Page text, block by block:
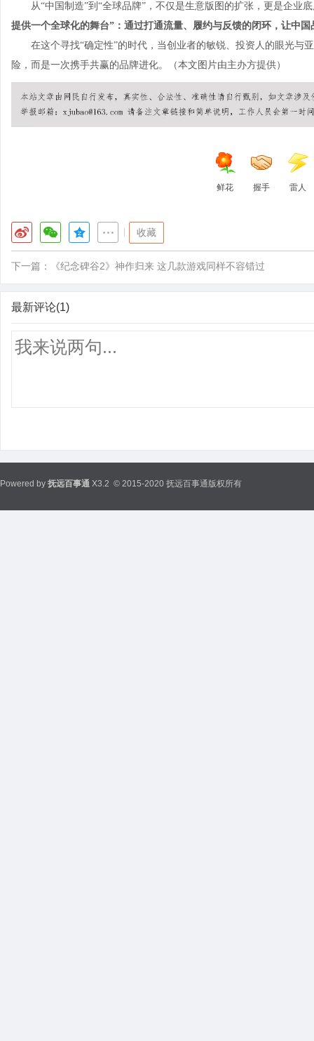
从“中国制造”到“全球品牌”，不仅是生意版图的扩张，更是企业
提供一个全球化的舞台” ：通过打通流量、履约与反馈的闭环，让中
在这个寻找“确定性”的时代，当创业者的敏锐、投资人的眼光与
险，而是一次携手共赢的品牌进化。（本文图片由主办方提供）
鲜花 握手 雷人
收藏
下一篇： 《纪念碑谷2》神作归来 这几款游戏同样不容错过
最新评论(1)
Powered by 抚远百事通 X3.2 © 2015-2020 抚远百事通版权所有